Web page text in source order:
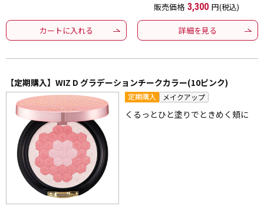
販売価格 3,300 円(税込)
カートに入れる 詳細を見る
【定期購入】WIZ D グラデーションチークカラー(10ピンク)
定期購入 メイクアップ
くるっとひと塗りでときめく頬に